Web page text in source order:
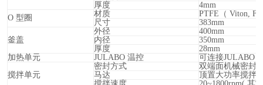
厚度
4mm
O 型圈 材质 PTFE （ Viton,
尺寸
383mm
釜盖
外径
400mm
内径
350mm
厚度
28mm
加热单元
JULABO 温控
可连接JULABO
搅拌单元
密封方式
双端面机械密封
马达
顶置大功率搅拌